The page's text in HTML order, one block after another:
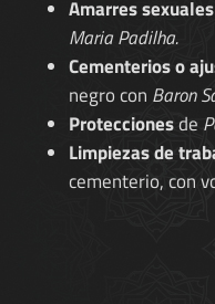
Amarres
Maria Padilha.
Cementerios o
negro con Baron
Proteccionesde
Limpiezas de
cementerio, con